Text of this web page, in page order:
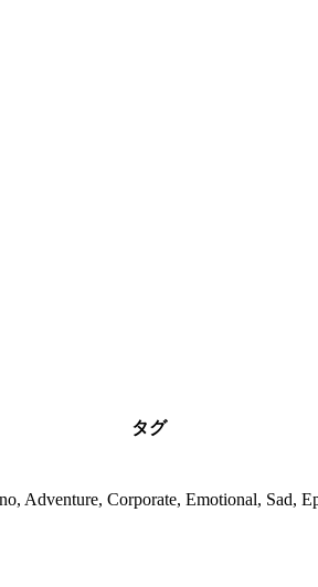
タグ
Adventure, Corporate, Emotional, Sad,